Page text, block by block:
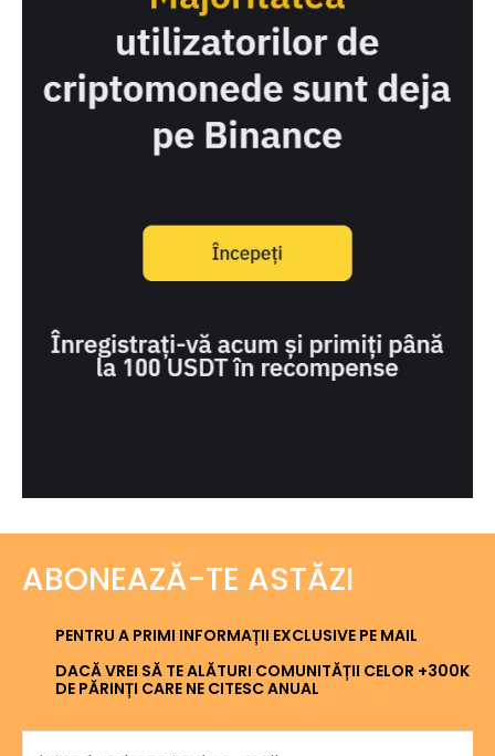
ABONEAZĂ-TE ASTĂZI
PENTRU A PRIMI INFORMAȚII EXCLUSIVE PE MAIL
DACĂ VREI SĂ TE ALĂTURI COMUNITĂȚII CELOR +300K
DE PĂRINȚI CARE NE CITESC ANUAL